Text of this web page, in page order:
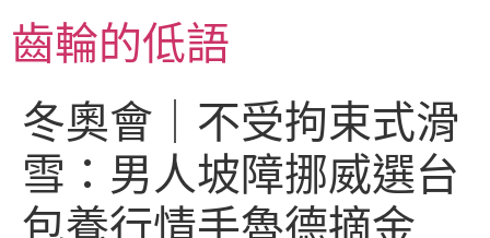
至
主齒輪的低語
冬奧會｜不受拘束式滑
雪：男人坡障挪威選台
包養行情手魯德摘金